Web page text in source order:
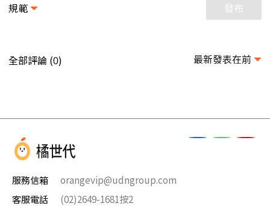
規範 發布
全部評論 (0) 最新發表在前
服務信箱
orangevip@udngroup.com
客服電話
(02)2649-1681按2